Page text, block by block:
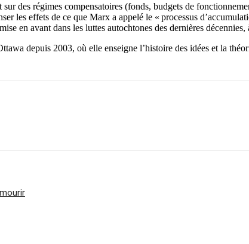
des régimes compensatoires (fonds, budgets de
les effets de ce que Marx a appelé le « processus
en avant dans les luttes autochtones des dernières
depuis 2003, où elle enseigne l’histoire des idées et la